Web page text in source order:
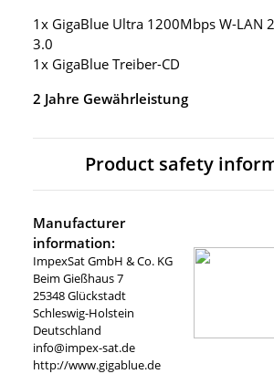
1x GigaBlue Ultra 1200Mbps W-LAN
3.0
1x GigaBlue Treiber-CD
2 Jahre Gewährleistung
Product safety
Manufacturer
information:
ImpexSat GmbH & Co. KG
Beim Gießhaus 7
25348 Glückstadt
Schleswig-Holstein
Deutschland
info@impex-sat.de
http://www.gigablue.de